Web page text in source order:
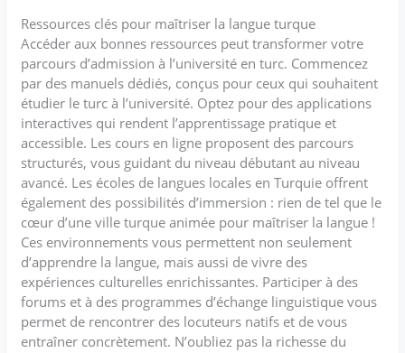
Ressources clés pour maîtriser la langue turque
Accéder aux bonnes ressources peut transformer votre
parcours d’admission à l’université en turc. Commencez
par des manuels dédiés, conçus pour ceux qui souhaitent
étudier le turc à l’université. Optez pour des applications
interactives qui rendent l’apprentissage pratique et
accessible. Les cours en ligne proposent des parcours
structurés, vous guidant du niveau débutant au niveau
avancé. Les écoles de langues locales en Turquie offrent
également des possibilités d’immersion : rien de tel que le
cœur d’une ville turque animée pour maîtriser la langue !
Ces environnements vous permettent non seulement
d’apprendre la langue, mais aussi de vivre des
expériences culturelles enrichissantes. Participer à des
forums et à des programmes d’échange linguistique vous
permet de rencontrer des locuteurs natifs et de vous
entraîner concrètement. N’oubliez pas la richesse du